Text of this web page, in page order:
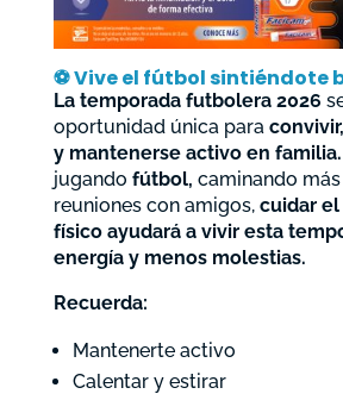
⚽Vive el fútbol sintiéndote
La temporada futbolera 2026
oportunidad única para
y mantenerse activo en familia.
jugando fútbol, caminando
reuniones con amigos, cuidar
físico ayudará a vivir esta
energía y menos molestias.
Recuerda:
Mantenerte activo
Calentar y estirar